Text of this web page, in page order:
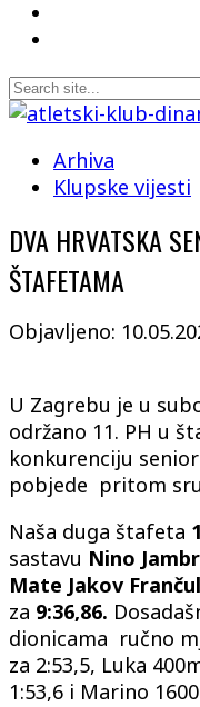
Arhiva
Klupske vijesti
DVA HRVATSKA
ŠTAFETAMA
Objavljeno:
U Zagrebu je u
održano 11. PH u
konkurenciju
pobjede pritom
Naša duga štafeta
sastavu Nino
Mate Jakov
za 9:36,86.
dionicama ručno
za 2:53,5, Luka
1:53,6 i Marino